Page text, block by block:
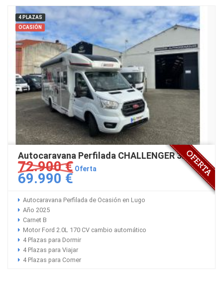
4 PLAZAS
OCASIÓN
Autocaravana Perfilada CHALLENGER 328
72.900 € Oferta
69.990 €
Autocaravana Perfilada de Ocasión en Lugo
Año 2025
Carnet B
Motor Ford 2.0L 170 CV cambio automático
4 Plazas para Dormir
4 Plazas para Viajar
4 Plazas para Comer